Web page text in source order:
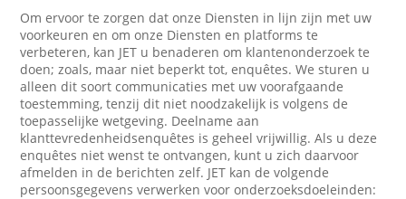
Om ervoor te zorgen dat onze Diensten in lijn zijn met uw
voorkeuren en om onze Diensten en platforms te
verbeteren, kan JET u benaderen om klantenonderzoek te
doen; zoals, maar niet beperkt tot, enquêtes. We sturen u
alleen dit soort communicaties met uw voorafgaande
toestemming, tenzij dit niet noodzakelijk is volgens de
toepasselijke wetgeving. Deelname aan
klanttevredenheidsenquêtes is geheel vrijwillig. Als u deze
enquêtes niet wenst te ontvangen, kunt u zich daarvoor
afmelden in de berichten zelf. JET kan de volgende
persoonsgegevens verwerken voor onderzoeksdoeleinden: